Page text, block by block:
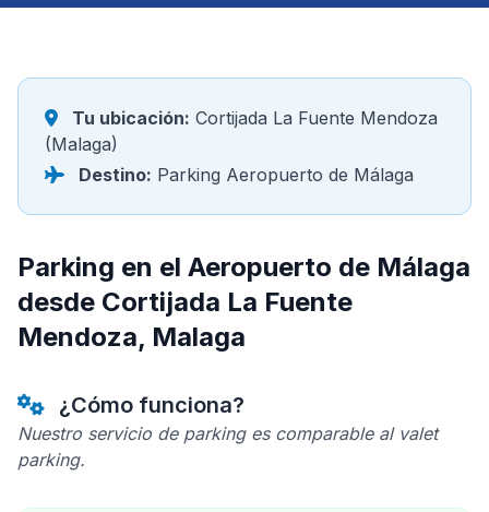
Tu ubicación: Cortijada La Fuente Mendoza
(Malaga)
Destino: Parking Aeropuerto de Málaga
Parking en el Aeropuerto de Málaga
desde Cortijada La Fuente
Mendoza, Malaga
¿Cómo funciona?
Nuestro servicio de parking es comparable al valet
parking.